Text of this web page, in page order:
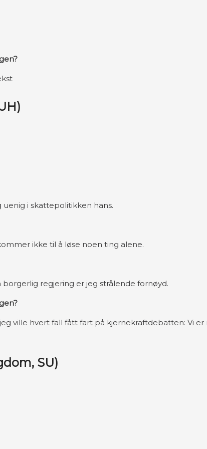
i skattepolitikken hans.
ikke til å løse noen ting alene.
regjering er jeg strålende fornøyd.
ville hvert fall fått fart på kjernekraftdebatten: Vi
SU)